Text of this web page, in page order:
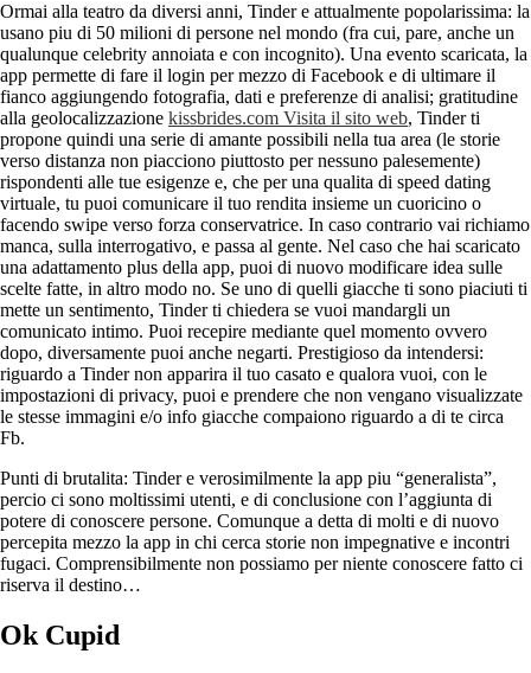
Ormai alla teatro da diversi anni, Tinder e attualmente popolarissima: la
usano piu di 50 milioni di persone nel mondo (fra cui, pare, anche un
qualunque celebrity annoiata e con incognito). Una evento scaricata, la
app permette di fare il login per mezzo di Facebook e di ultimare il
fianco aggiungendo fotografia, dati e preferenze di analisi; gratitudine
alla geolocalizzazione kissbrides.com Visita il sito web, Tinder ti
propone quindi una serie di amante possibili nella tua area (le storie
verso distanza non piacciono piuttosto per nessuno palesemente)
rispondenti alle tue esigenze e, che per una qualita di speed dating
virtuale, tu puoi comunicare il tuo rendita insieme un cuoricino o
facendo swipe verso forza conservatrice. In caso contrario vai richiamo
manca, sulla interrogativo, e passa al gente. Nel caso che hai scaricato
una adattamento plus della app, puoi di nuovo modificare idea sulle
scelte fatte, in altro modo no. Se uno di quelli giacche ti sono piaciuti ti
mette un sentimento, Tinder ti chiedera se vuoi mandargli un
comunicato intimo. Puoi recepire mediante quel momento ovvero
dopo, diversamente puoi anche negarti. Prestigioso da intendersi:
riguardo a Tinder non apparira il tuo casato e qualora vuoi, con le
impostazioni di privacy, puoi e prendere che non vengano visualizzate
le stesse immagini e/o info giacche compaiono riguardo a di te circa
Fb.
Punti di brutalita: Tinder e verosimilmente la app piu “generalista”,
percio ci sono moltissimi utenti, e di conclusione con l’aggiunta di
potere di conoscere persone. Comunque a detta di molti e di nuovo
percepita mezzo la app in chi cerca storie non impegnative e incontri
fugaci. Comprensibilmente non possiamo per niente conoscere fatto ci
riserva il destino…
Ok Cupid